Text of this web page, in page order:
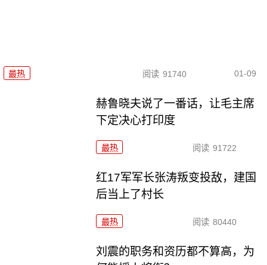
最热 阅读 91740 01-09
赫鲁晓夫说了一番话，让毛主席
下定决心打印度
最热 阅读 91722
红17军军长张涛叛变投敌，建国
后当上了村长
最热 阅读 80440
刘震的职务和资历都不算高，为